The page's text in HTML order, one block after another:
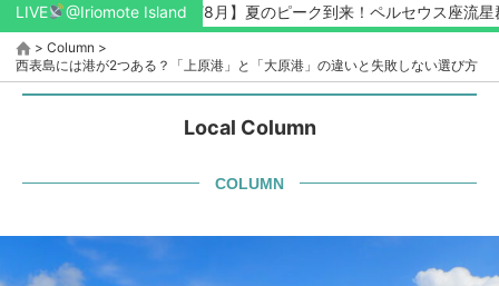
LIVE @Iriomote Island
【2026/8月】夏のピーク到来！ペルセウス座流星群観測チャン
> Column >
西表島には港が2つある？「上原港」と「大原港」の違いと失敗しない選び方
Local Column
COLUMN